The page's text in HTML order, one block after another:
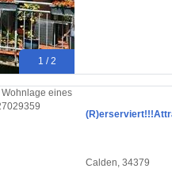
1 / 2
Calden, 34379